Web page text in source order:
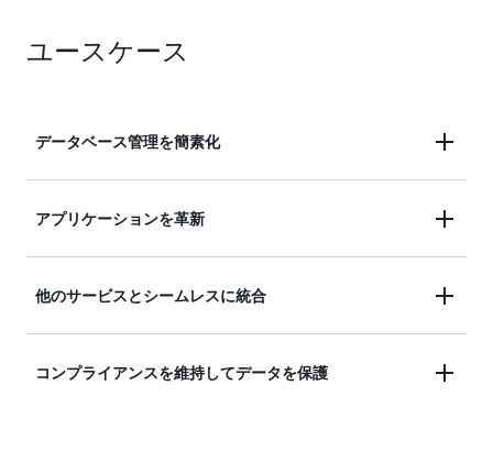
ネットワークなどがあります。Amazon RDS は
マネージドサービス (ダウンタイムとデータ損失が
詳細はこちら »
ユースケース
データベース管理を簡素化
ビジネスクリティカルなトランザクション、運用、
アプリケーションを革新
高い可用性、パフォーマンス、拡張性により、アプ
他のサービスとシームレスに統合
データウェアハウスなど、他の AWS または IBM の
コンプライアンスを維持してデータを保護